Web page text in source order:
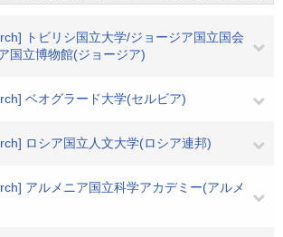
トビリシ国立大学/ジョージア国立国会
国立博物館(ジョージア)
ベオグラード大学(セルビア)
ロシア国立人文大学(ロシア連邦)
アルメニア国立科学アカデミー(アルメ